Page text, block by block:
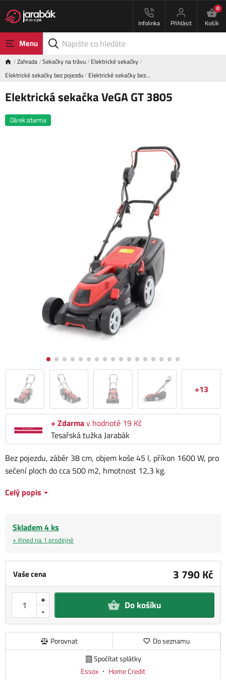
Infolinka Přihlásit
0
Košík
Menu
Zahrada Sekačky na trávu Elektrické sekačky
Elektrické sekačky bez pojezdu Elektrické sekačky bez…
Elektrická sekačka VeGA GT 3805
Dárek zdarma
+13
+ Zdarmav hodnotě 19 Kč
Tesařská tužka Jarabák
Vaše cena 3 790 Kč
-
+ Do košíku
Porovnat
Do seznamu
Spočítat splátky
Essox ・ Home Credit
Bez pojezdu, záběr 38 cm, objem koše 45 l, příkon 1600 W, pro
sečení ploch do cca 500 m2, hmotnost 12,3 kg.
Celý popis
Skladem 4 ks
+ ihned na 1 prodejně